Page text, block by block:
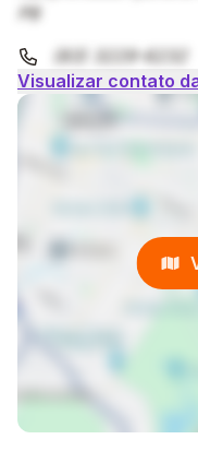
PB
(83) 3229-6232
Visualizar contato